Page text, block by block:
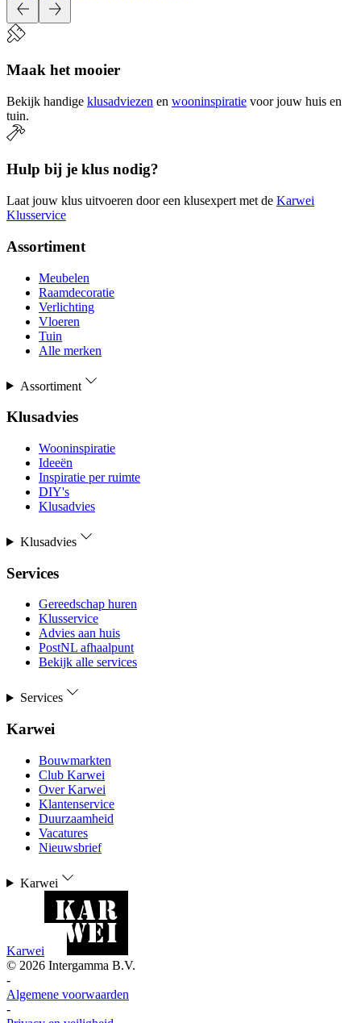
Maak het mooier
Bekijk handige klusadviezen en wooninspiratie voor jouw huis en
tuin.
Hulp bij je klus nodig?
Laat jouw klus uitvoeren door een klusexpert met de Karwei
Klusservice
Assortiment
Meubelen
Raamdecoratie
Verlichting
Vloeren
Tuin
Alle merken
Assortiment
Klusadvies
Wooninspiratie
Ideeën
Inspiratie per ruimte
DIY's
Klusadvies
Klusadvies
Services
Gereedschap huren
Klusservice
Advies aan huis
PostNL afhaalpunt
Bekijk alle services
Services
Karwei
Bouwmarkten
Club Karwei
Over Karwei
Klantenservice
Duurzaamheid
Vacatures
Nieuwsbrief
Karwei
Karwei
© 2026 Intergamma B.V.
-
Algemene voorwaarden
-